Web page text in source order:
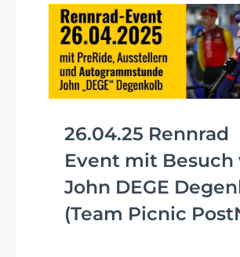
26.04.25 Rennrad
Event mit Besuch
John DEGE
(Team Picnic